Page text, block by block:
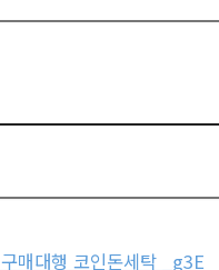
매대행 코인돈세탁 _g3E